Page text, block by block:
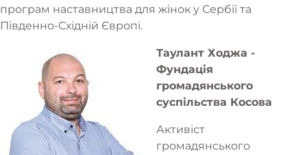
програм наставництва для жінок у Сербії та
Південно-Східній Європі.
Таулант Ходжа -
Фундація
громадянського
суспільства Косова
Активіст
громадянського